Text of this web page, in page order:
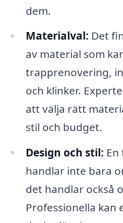
dem.
Materialval: Det
av material som
trapprenovering,
och klinker.
att välja rätt
stil och budget.
Design och stil:
handlar inte bara
det handlar också
Professionella kan